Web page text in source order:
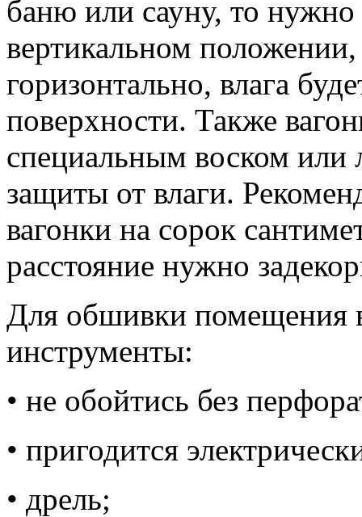
баню или сауну, то нужно
вертикальном
горизонтально, влага
поверхности. Также
специальным воском или
защиты от влаги.
вагонки на сорок
расстояние нужно
Для обшивки помещения
инструменты:
• не обойтись без
• пригодится
• дрель;